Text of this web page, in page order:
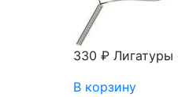
330 ₽ Лигатуры
В корзину